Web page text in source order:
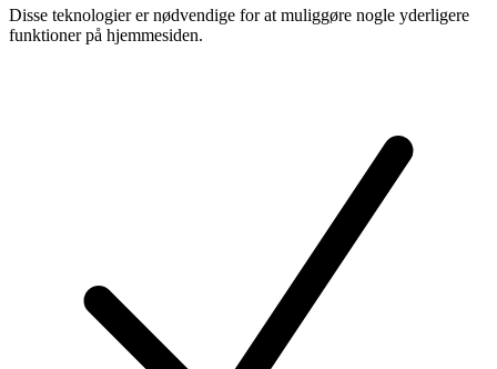
Disse teknologier er nødvendige for at muliggøre nogle yderligere
funktioner på hjemmesiden.